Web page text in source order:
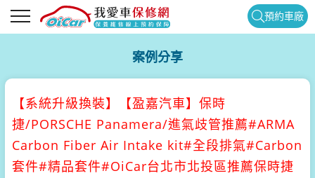
預約車廠
案例分享
【系統升級換裝】
【盈嘉汽車】保時
捷/PORSCHE Panamera/進氣歧管推薦#ARMA
Carbon Fiber Air Intake kit#全段排氣#Carbon
套件#精品套件#OiCar台北市北投區推薦保時捷